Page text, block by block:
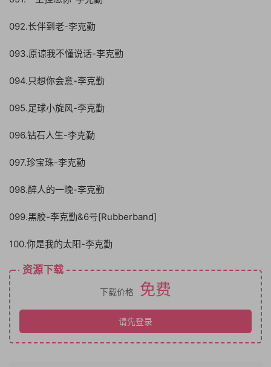
092.长伴到老-李克勤
093.原谅我不懂说话-李克勤
094.只想你会意-李克勤
095.足球小旋风-李克勤
096.钻石人生-李克勤
097.珍宝珠-李克勤
098.醉人的一晚-李克勤
099.黑胶-李克勤&6号[Rubberband]
100.你是我的太阳-李克勤
资源下载
下载价格 免费
请先登录